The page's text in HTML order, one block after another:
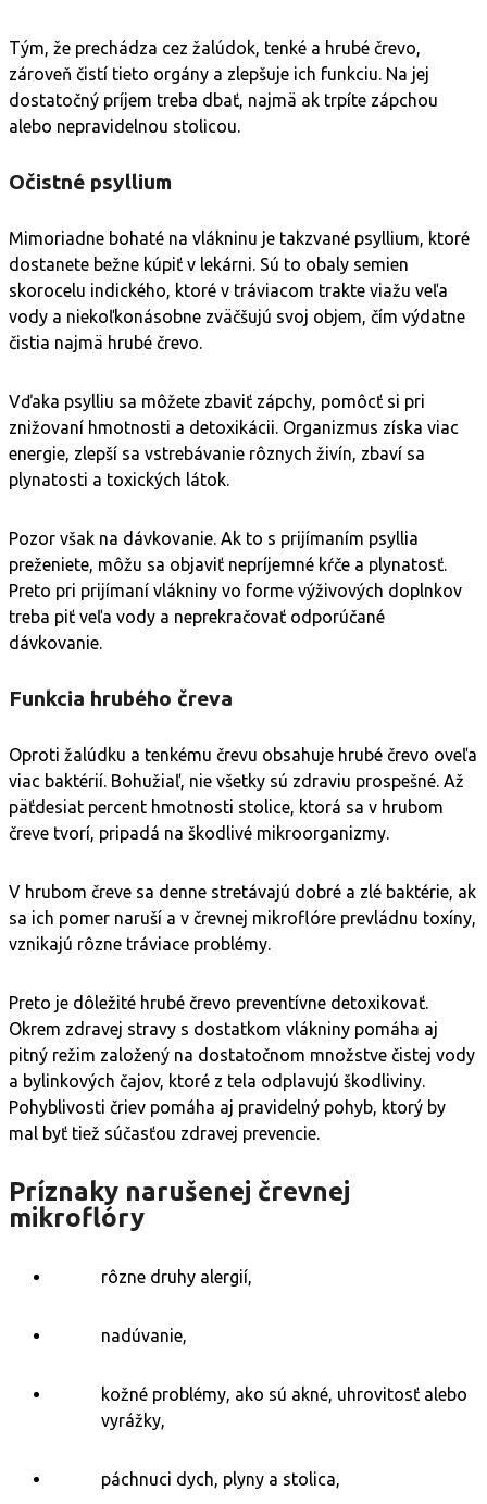
Tým, že prechádza cez žalúdok, tenké a hrubé črevo,
zároveň čistí tieto orgány a zlepšuje ich funkciu. Na jej
dostatočný príjem treba dbať, najmä ak trpíte zápchou
alebo nepravidelnou stolicou.
Očistné psyllium
Mimoriadne bohaté na vlákninu je takzvané psyllium, ktoré
dostanete bežne kúpiť v lekárni. Sú to obaly semien
skorocelu indického, ktoré v tráviacom trakte viažu veľa
vody a niekoľkonásobne zväčšujú svoj objem, čím výdatne
čistia najmä hrubé črevo.
Vďaka psylliu sa môžete zbaviť zápchy, pomôcť si pri
znižovaní hmotnosti a detoxikácii. Organizmus získa viac
energie, zlepší sa vstrebávanie rôznych živín, zbaví sa
plynatosti a toxických látok.
Pozor však na dávkovanie. Ak to s prijímaním psyllia
preženiete, môžu sa objaviť nepríjemné kŕče a plynatosť.
Preto pri prijímaní vlákniny vo forme výživových doplnkov
treba piť veľa vody a neprekračovať odporúčané
dávkovanie.
Funkcia hrubého čreva
Oproti žalúdku a tenkému črevu obsahuje hrubé črevo oveľa
viac baktérií. Bohužiaľ, nie všetky sú zdraviu prospešné. Až
päťdesiat percent hmotnosti stolice, ktorá sa v hrubom
čreve tvorí, pripadá na škodlivé mikroorganizmy.
V hrubom čreve sa denne stretávajú dobré a zlé baktérie, ak
sa ich pomer naruší a v črevnej mikroflóre prevládnu toxíny,
vznikajú rôzne tráviace problémy.
Preto je dôležité hrubé črevo preventívne detoxikovať.
Okrem zdravej stravy s dostatkom vlákniny pomáha aj
pitný režim založený na dostatočnom množstve čistej vody
a bylinkových čajov, ktoré z tela odplavujú škodliviny.
Pohyblivosti čriev pomáha aj pravidelný pohyb, ktorý by
mal byť tiež súčasťou zdravej prevencie.
Príznaky narušenej črevnej
mikroflóry
rôzne druhy alergií,
nadúvanie,
kožné problémy, ako sú akné, uhrovitosť alebo
vyrážky,
páchnuci dych, plyny a stolica,